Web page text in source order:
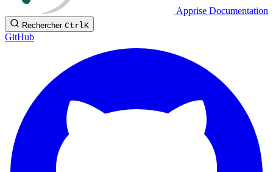
Apprise Documentation
Rechercher CtrlK
GitHub